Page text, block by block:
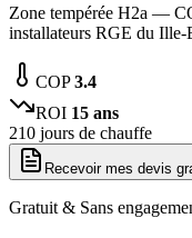
Zone tempérée H2a —
installateurs RGE du Ille-
COP3.4
ROI 15 ans
210 jours de chauffe
Recevoir mes devis
Gratuit & Sans